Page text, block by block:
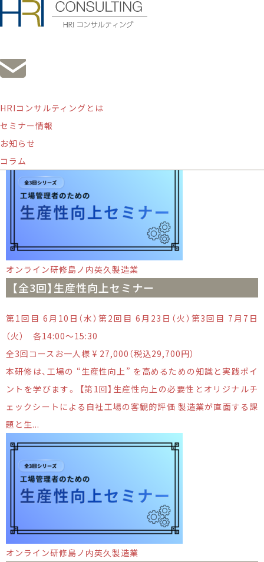
HRIコンサルティングとは
セミナー情報
お知らせ
コラム
終了したセミナー
オンライン研修島ノ内英久 製造業
【全3回】生産性向上セミナー
第1回目 6月10日（水）第2回目 6月23日（火）第3回目 7月7日
（火） 各14:00～15:30
全3回コースお一人様 ¥ 27,000（税込29,700円）
本研修は、工場の “生産性向上” を高めるための知識と実践ポイ
ントを学びます。 【第1回】生産性向上の必要性とオリジナルチ
ェックシートによる自社工場の客観的評価 製造業が直面する課
題と生...
オンライン研修島ノ内英久 製造業